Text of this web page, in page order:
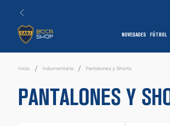
NOVEDADES FÚTBOL
Indumentaria Pantalones y Shorts
PANTALONES Y